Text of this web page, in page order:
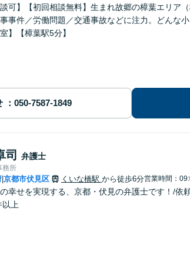
可】【初回相談無料】生まれ故郷の樟葉エリア
事件／労働問題／交通事故などに注力。どんな
】【樟葉駅5分】
司 弁護士
務所
京都市伏見区 くいな橋駅 から徒歩6分営業時間：
幸せを実現する、京都・伏見の弁護士です！/
以上